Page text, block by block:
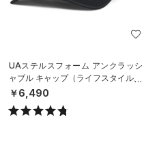
UAステルスフォーム アンクラッシ
ャブル キャップ（ライフスタイル/U
NISEX）
￥6,490